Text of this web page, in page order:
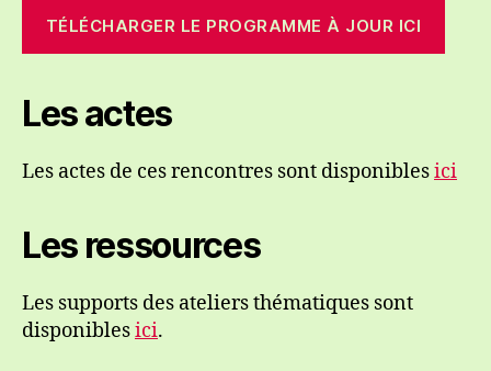
TÉLÉCHARGER LE PROGRAMME À JOUR ICI
Les actes
Les actes de ces rencontres sont disponiblesici
Les ressources
Les supports des ateliers thématiques sont
disponiblesici.